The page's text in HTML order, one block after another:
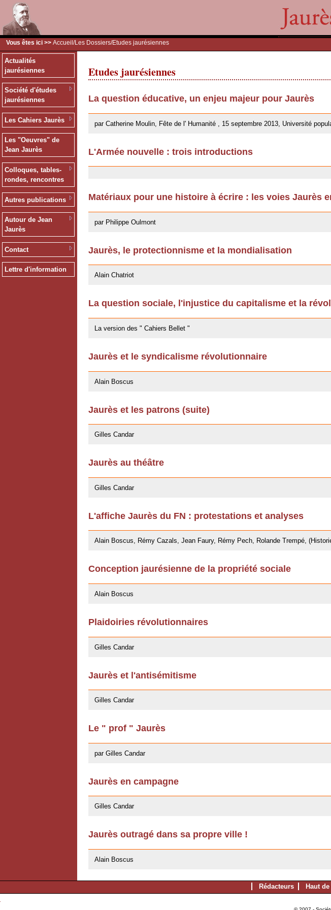
Vous êtes ici >> Accueil /Les Dossiers/Etudes jaurésiennes
Actualités
jaurésiennes
Société d'études
jaurésiennes
Les Cahiers Jaurès
Les "Oeuvres" de
Jean Jaurès
Colloques, tables-
rondes, rencontres
Autres publications
Autour de Jean
Jaurès
Contact
Lettre d'information
Etudes jaurésiennes
La question éducative, un enjeu majeur pour Jaurès
par Catherine Moulin, Fête de l' Humanité , 15 septembre 2013, Université
L'Armée nouvelle : trois introductions
Matériaux pour une histoire à écrire : les voies Jaurès
par Philippe Oulmont
Jaurès, le protectionnisme et la mondialisation
Alain Chatriot
La question sociale, l'injustice du capitalisme et la
La version des " Cahiers Bellet "
Jaurès et le syndicalisme révolutionnaire
Alain Boscus
Jaurès et les patrons (suite)
Gilles Candar
Jaurès au théâtre
Gilles Candar
L'affiche Jaurès du FN : protestations et analyses
Alain Boscus, Rémy Cazals, Jean Faury, Rémy Pech, Rolande Trempé,
Conception jaurésienne de la propriété sociale
Alain Boscus
Plaidoiries révolutionnaires
Gilles Candar
Jaurès et l'antisémitisme
Gilles Candar
Le " prof " Jaurès
par Gilles Candar
Jaurès en campagne
Gilles Candar
Jaurès outragé dans sa propre ville !
Alain Boscus
Rédacteurs Haut de